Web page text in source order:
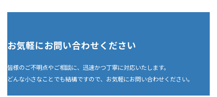
お気軽にお問い合わせください
皆様のご不明点やご相談に、迅速かつ丁寧に対応いたします。
どんな小さなことでも結構ですので、お気軽にお問い合わせください。